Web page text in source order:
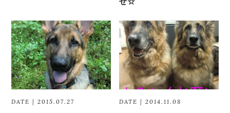
DATE | 2015.07.27 DATE | 2014.11.08